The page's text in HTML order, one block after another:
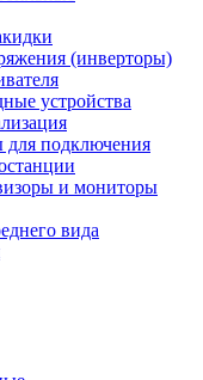
(инверторы)
устройства
для подключения
и мониторы
вида